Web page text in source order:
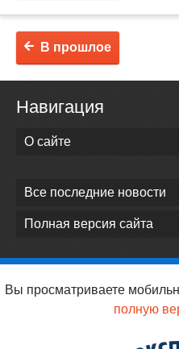
В прошлое
Навигация
О сайте
Все последние новости
Полная версия сайта
Вы просматриваете
полную